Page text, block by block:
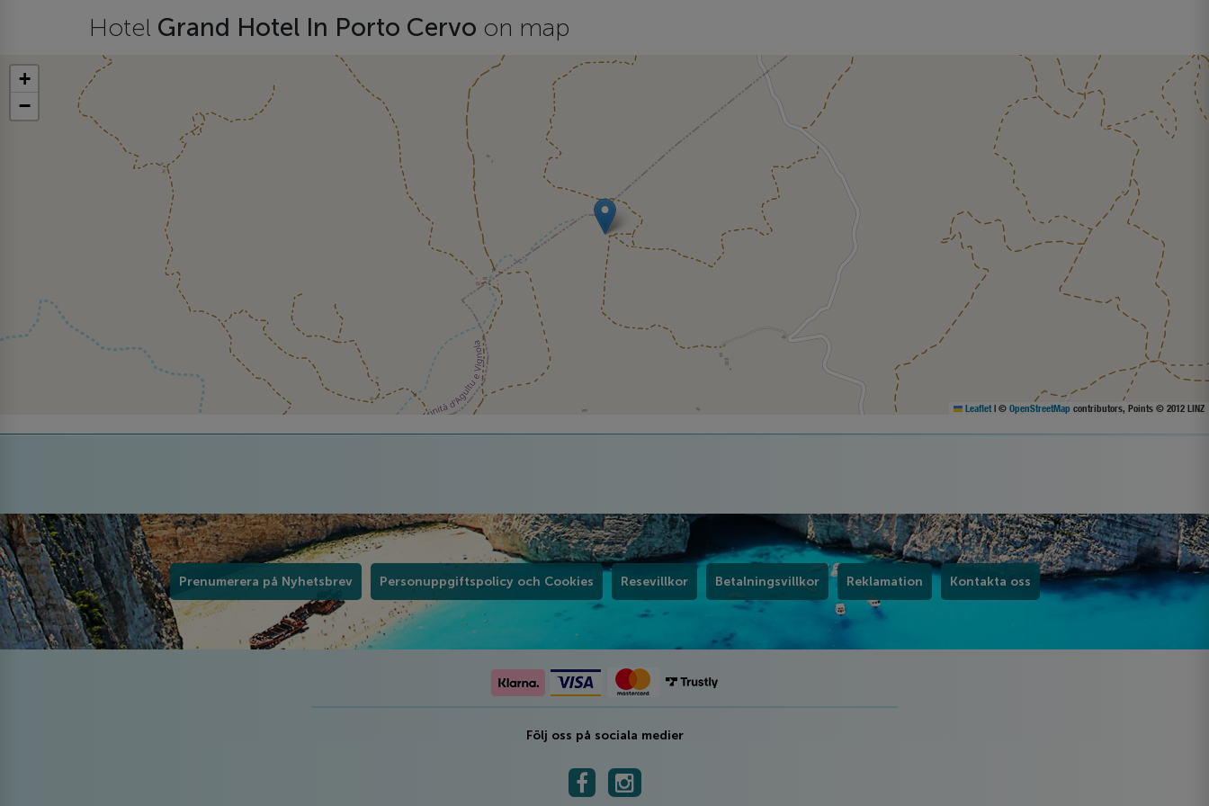
Hotel Grand Hotel In Porto Cervo on map
+
−
Leaflet | © OpenStreetMap contributors, Points © 2012 LINZ
Prenumerera på Nyhetsbrev Personuppgiftspolicy och Cookies Resevillkor Betalningsvillkor Reklamation Kontakta oss
Följ oss på sociala medier